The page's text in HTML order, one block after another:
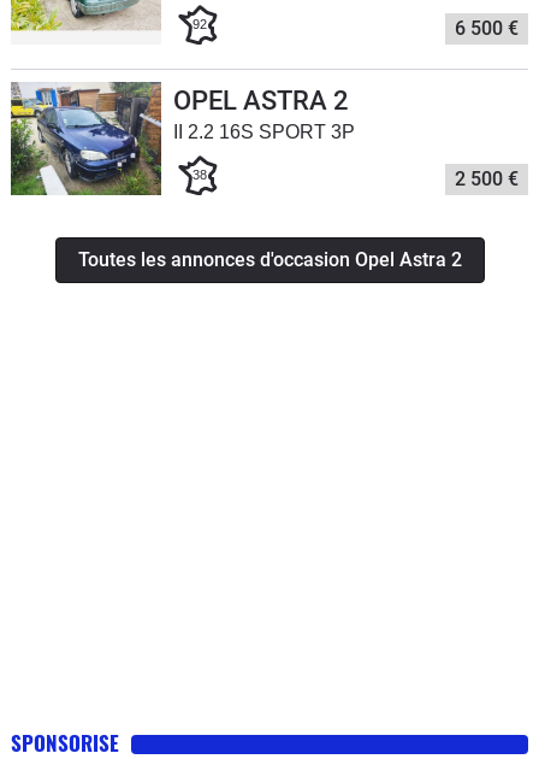
92 6 500 €
OPEL ASTRA 2
II 2.2 16S SPORT 3P
38 2 500 €
Toutes les annonces d'occasion Opel Astra 2
SPONSORISE